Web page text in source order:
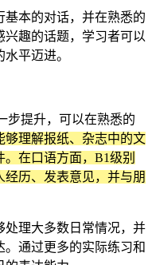
基本的对话，并在熟悉的
趣的话题，学习者可以
平迈进。
步提升，可以在熟悉的
够理解报纸、杂志中的文
在口语方面，B1级别
历、发表意见，并与朋
处理大多数日常情况，并
。通过更多的实际练习和